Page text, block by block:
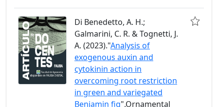
Di Benedetto, A. H.;
Galmarini, C. R. & Tognetti, J.
A. (2023)."Analysis of
exogenous auxin and
cytokinin action in
overcoming root restriction
in green and variegated
Benjamin fig".Ornamental